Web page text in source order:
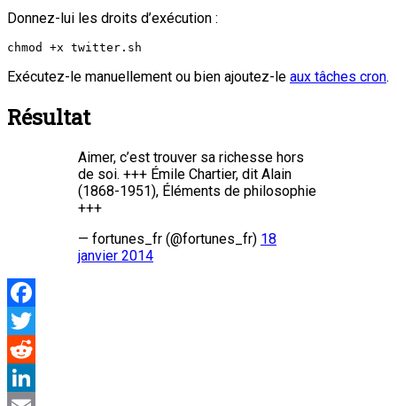
Donnez-lui les droits d’exécution :
chmod +x twitter.sh
Exécutez-le manuellement ou bien ajoutez-le aux tâches cron.
Résultat
Aimer, c’est trouver sa richesse hors
de soi. +++ Émile Chartier, dit Alain
(1868-1951), Éléments de philosophie
+++
— fortunes_fr (@fortunes_fr) 18
janvier 2014
Facebook
Twitter
Reddit